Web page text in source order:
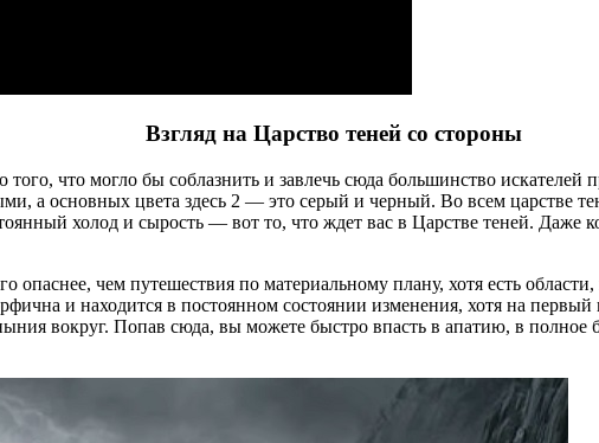
Взгляд на Царство теней со стороны
того, что могло бы соблазнить и завлечь сюда большинство
а основных цвета здесь 2 — это серый и черный. Во всем царстве
холод и сырость — вот то, что ждет вас в Царстве теней. Даже
чем путешествия по материальному плану, хотя есть
и находится в постоянном состоянии изменения, хотя на
вокруг. Попав сюда, вы можете быстро впасть в апатию, в